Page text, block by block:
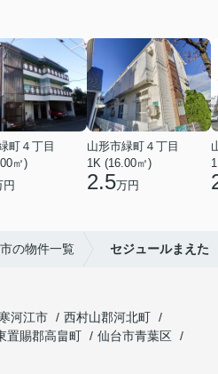
町４丁目
㎡)
円
山形市緑町４丁目
1K (16.00㎡)
2.5万円
の物件一覧 セジュールまえた
寒河江市
西村山郡河北町
置賜郡高畠町
仙台市青葉区